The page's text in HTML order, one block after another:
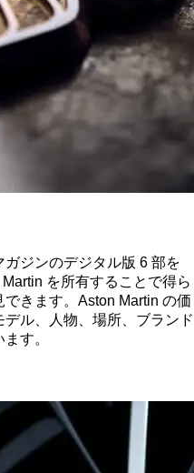
ジンのデジタル版 6 部を
を所有することで得ら
きます。Aston Martin の価
ル、人物、場所、ブランド
す。